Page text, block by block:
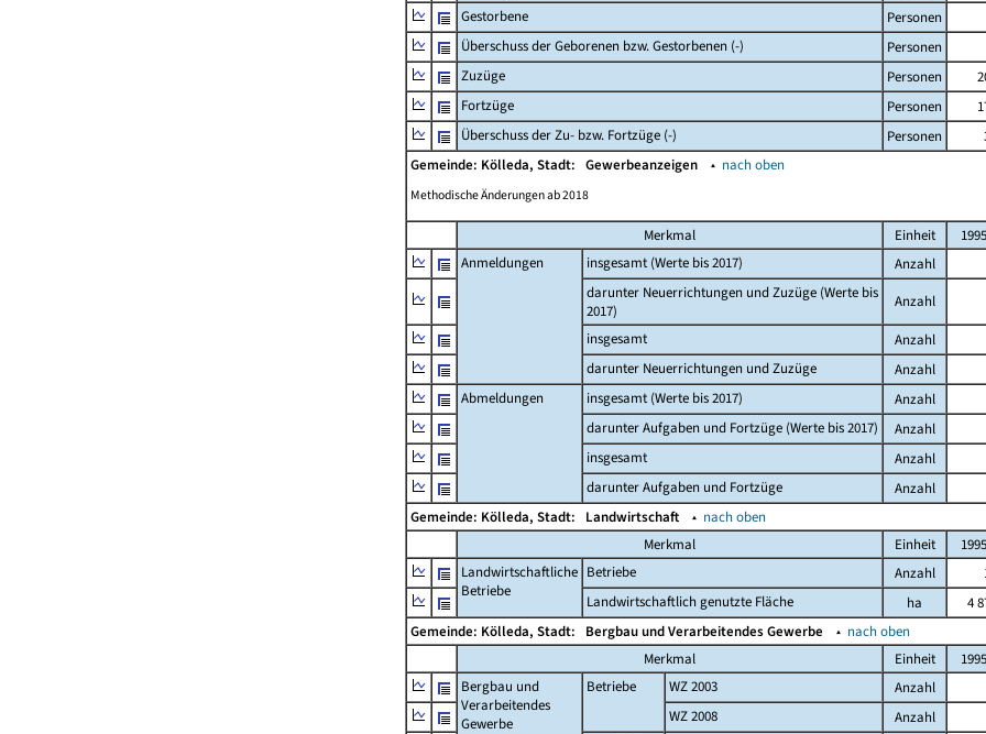
Gestorbene
Personen
Überschuss der Geborenen bzw. Gestorbenen (-)
Personen
Zuzüge
Personen
Fortzüge
Personen
Überschuss der Zu- bzw. Fortzüge (-)
Personen
Gemeinde: Kölleda, Stadt: Gewerbeanzeigen ▴ nach oben
Methodische Änderungen ab 2018
Merkmal Einheit 1995
Anmeldungen
insgesamt (Werte bis 2017) Anzahl
darunter Neuerrichtungen und Zuzüge (Werte bis
2017)
Anzahl
insgesamt
Anzahl
darunter Neuerrichtungen und Zuzüge
Anzahl
Abmeldungen
insgesamt (Werte bis 2017) Anzahl
darunter Aufgaben und Fortzüge (Werte bis 2017)
Anzahl
insgesamt
Anzahl
darunter Aufgaben und Fortzüge
Anzahl
Gemeinde: Kölleda, Stadt: Landwirtschaft ▴ nach oben
Merkmal
Einheit 1995
Landwirtschaftliche
Betriebe
Betriebe Anzahl
Landwirtschaftlich genutzte Fläche
ha 4
Gemeinde: Kölleda, Stadt: Bergbau und Verarbeitendes Gewerbe ▴ nach oben
Merkmal
Einheit 1995
Bergbau und
Verarbeitendes
Gewerbe
Betriebe WZ 2003 Anzahl
WZ 2008
Anzahl